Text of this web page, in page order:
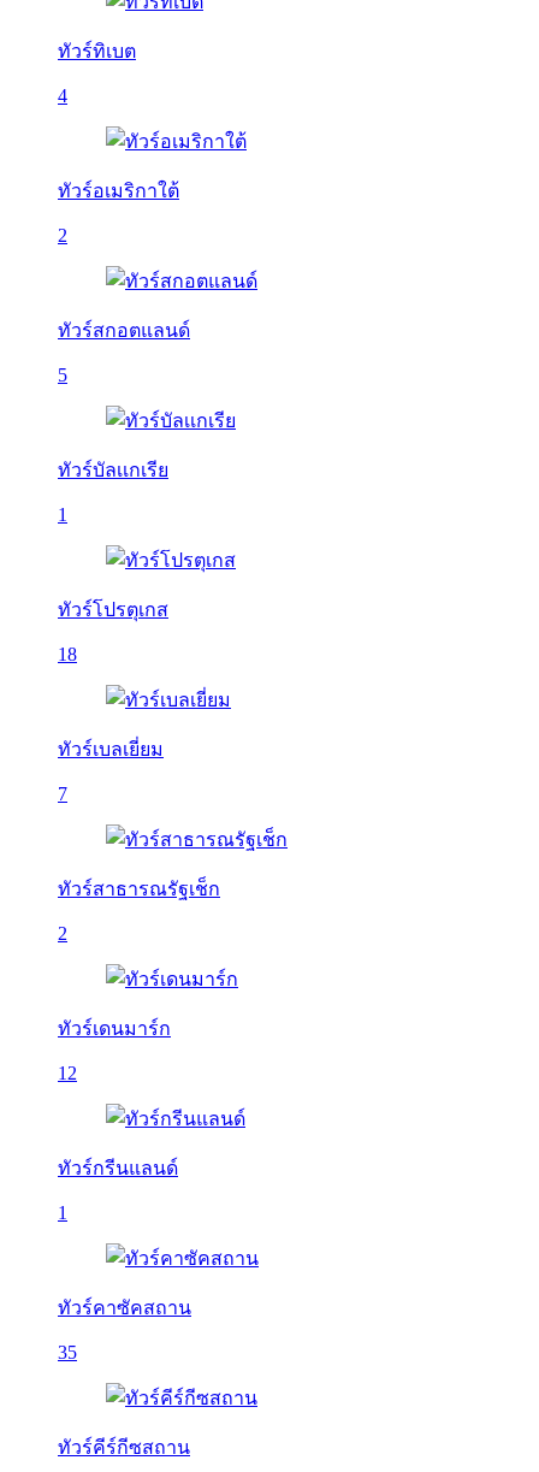
ทัวร์ทิเบต
4
ทัวร์อเมริกาใต้
2
ทัวร์สกอตแลนด์
5
ทัวร์บัลเเกเรีย
1
ทัวร์โปรตุเกส
18
ทัวร์เบลเยี่ยม
7
ทัวร์สาธารณรัฐเช็ก
2
ทัวร์เดนมาร์ก
12
ทัวร์กรีนแลนด์
1
ทัวร์คาซัคสถาน
35
ทัวร์คีร์กีซสถาน